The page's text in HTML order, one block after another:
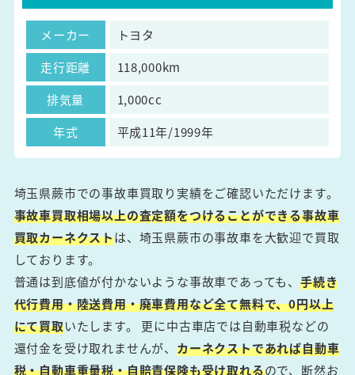
メーカー
トヨタ
走行距離
118,000km
排気量
1,000cc
年式
平成11年/1999年
埼玉県蕨市での事故車買取り実績をご確認いただけます。
事故車買取相場以上の査定額をつけることができる事故車
買取カーネクストは、埼玉県蕨市の事故車を大歓迎で買取
しております。
普通は到底値が付かないような事故車であっても、手続き
代行費用・陸送費用・廃車費用など全て無料で、0円以上
にて買取いたします。 更に中古車店では自動車税などの
還付金を受け取れませんが、カーネクストであれば自動車
税・自動車重量税・自賠責保険も受け取れるので、断然お